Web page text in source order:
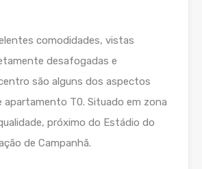
comodidades, vistas
desafogadas e
são alguns dos aspectos
apartamento T0. Situado em zona
próximo do Estádio do
de Campanhã.